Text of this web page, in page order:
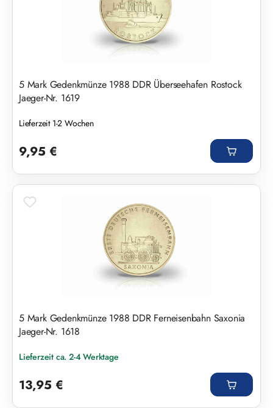
5 Mark Gedenkmünze 1988 DDR Überseehafen Rostock
Jaeger-Nr. 1619
Lieferzeit 1-2 Wochen
9,95 €
5 Mark Gedenkmünze 1988 DDR Ferneisenbahn Saxonia
Jaeger-Nr. 1618
Lieferzeit ca. 2-4 Werktage
13,95 €